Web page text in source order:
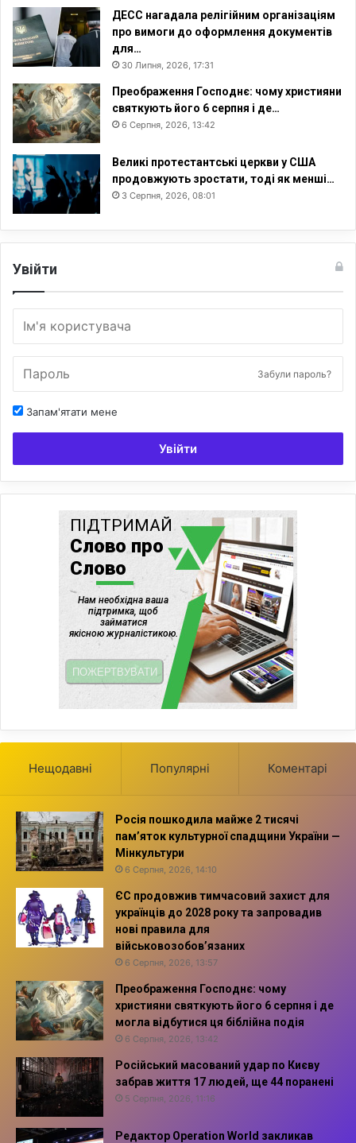
ДЕСС нагадала релігійним організаціям
про вимоги до оформлення документів
для…
30 Липня, 2026, 17:31
Преображення Господнє: чому християни
святкують його 6 серпня і де…
6 Серпня, 2026, 13:42
Великі протестантські церкви у США
продовжують зростати, тоді як менші…
3 Серпня, 2026, 08:01
Увійти
Забули пароль?
Запам'ятати мене
Увійти
Нещодавні Популярні Коментарі
Росія пошкодила майже 2 тисячі
пам’яток культурної спадщини України —
Мінкультури
6 Серпня, 2026, 14:10
ЄС продовжив тимчасовий захист для
українців до 2028 року та запровадив
нові правила для
військовозобов’язаних
6 Серпня, 2026, 13:57
Преображення Господнє: чому
християни святкують його 6 серпня і де
могла відбутися ця біблійна подія
6 Серпня, 2026, 13:42
Російський масований удар по Києву
забрав життя 17 людей, ще 44 поранені
5 Серпня, 2026, 11:16
Редактор Operation World закликав